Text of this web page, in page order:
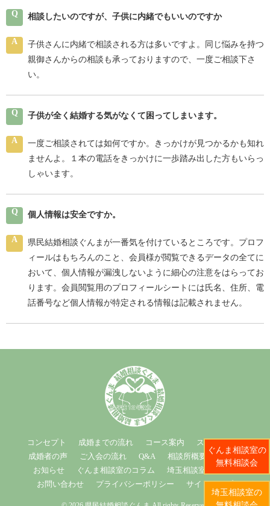
Q 相談したいのですが、子供に内緒でもいいのですか
A
子供さんに内緒で相談される方は多いですよ。同じ悩みを持つ
親御さんからの相談も承っておりますので、一度ご相談下さ
い。
Q 子供が全く結婚する気がなくて困ってしまいます。
A
一度ご相談されては如何ですか。きっかけが見つかるかも知れ
ませんよ。１本の電話をきっかけに一歩踏み出した方もいらっ
しゃいます。
Q 個人情報は安全ですか。
A
県民結婚相談ぐんまが一番気を付けているところです。プロフ
ィールはもちろんのこと、会員様が閲覧できるデータの全てに
おいて、個人情報が漏洩しないように細心の注意をはらってお
ります。会員閲覧用のプロフィールシートには氏名、住所、電
話番号など個人情報が特定される情報は記載されません。
コンセプト 成婚までの流れ コース案内
スタッフ紹介
成婚者の声
ご入会の流れ Q&A 相談所概要
ブログ
お知らせ
ぐんま相談室のコラム
埼玉相談室のコラム
お問い合わせ
プライバシーポリシー サイトマップ
ぐんま相談室の
無料相談会
埼玉相談室の